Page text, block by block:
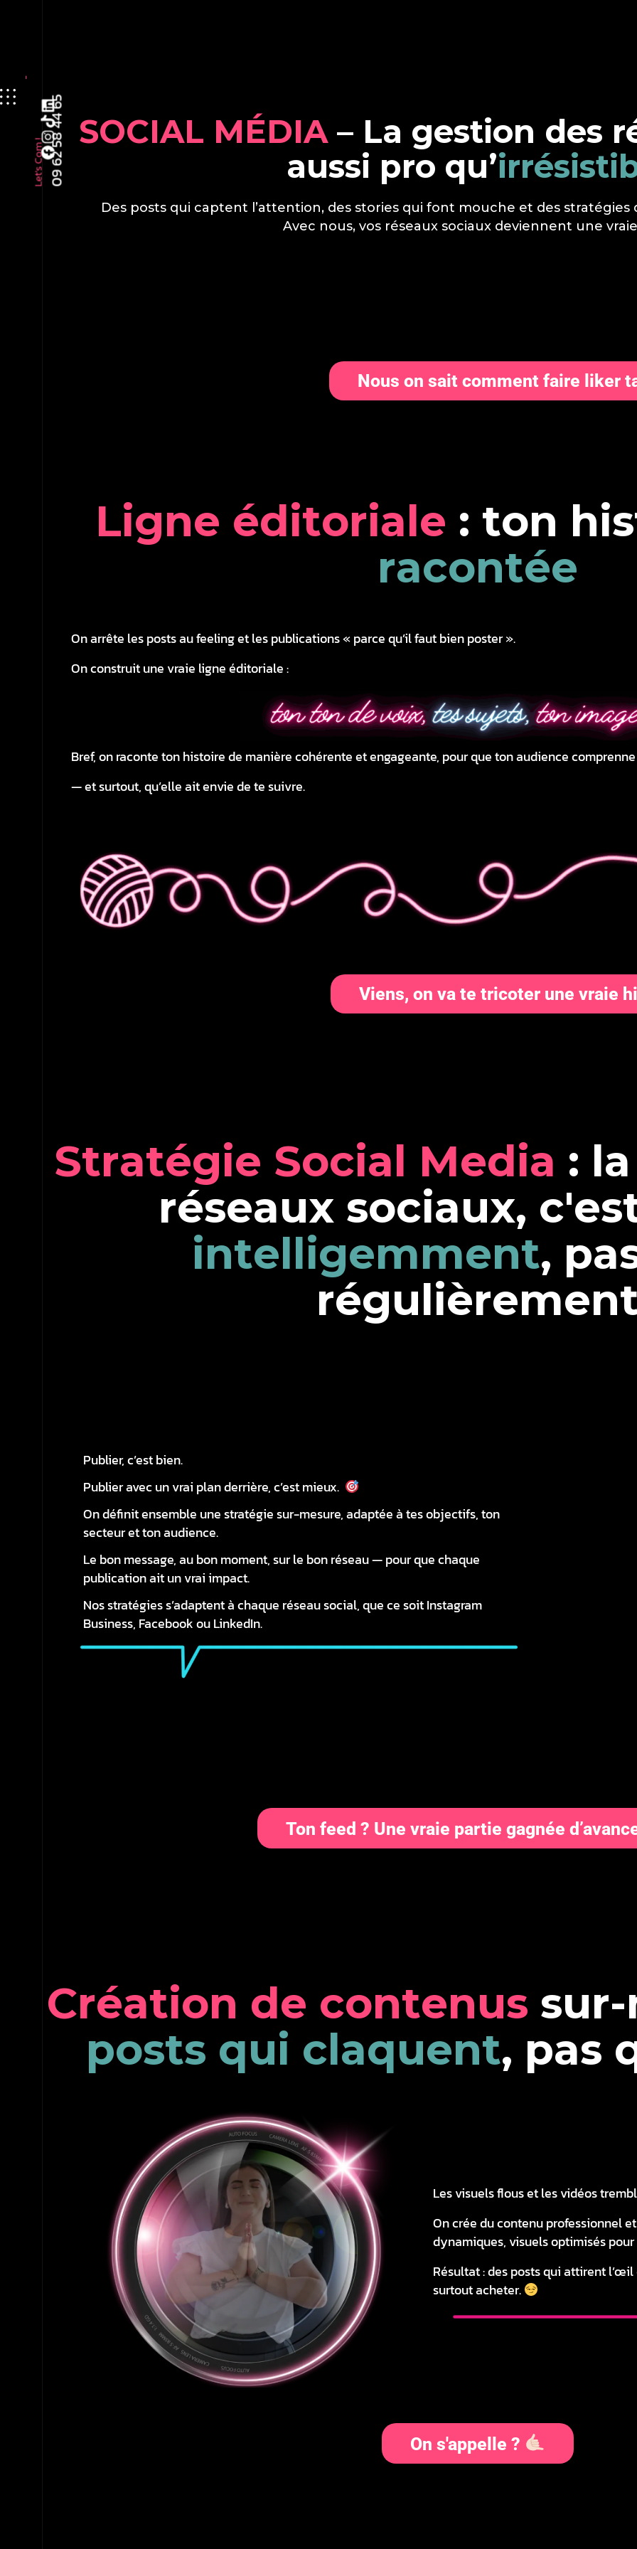
Let's Com !09 62 58 44 65 SOCIAL MÉDIA– La gestion des
aussi pro qu’
Des posts qui captent l’attention, des stories qui font mouche et des stratégies
Avec nous, vos réseaux sociaux deviennent une
Nous on sait comment faire liker
Ligne éditoriale : ton his
racontée
On arrête les posts au feeling et les publications « parce qu’il faut bien poster ».
On construit une vraie ligne éditoriale :
Bref, on raconte ton histoire de manière cohérente et engageante, pour que ton audience
— et surtout, qu’elle ait envie de te suivre.
Viens, on va te tricoter une vraie
Stratégie Social Media : la
réseaux sociaux, c'es
intelligemment, pa
régulièremen
Publier, c’est bien.
Publier avec un vrai plan derrière, c’est mieux.
On définit ensemble une stratégie sur-mesure, adaptée à tes objectifs, ton
secteur et ton audience.
Le bon message, au bon moment, sur le bon réseau — pour que chaque
publication ait un vrai impact.
Nos stratégies s’adaptent à chaque réseau social, que ce soitInstagram
Business, Facebook ou LinkedIn.
Ton feed ? Une vraie partie gagnée
Création de contenus sur-
posts qui claquent, pas
Les visuels flous et les vidéos
On crée du contenu professionnel
dynamiques, visuels optimisés
Résultat : des posts qui attirent
surtout acheter.
On s'appelle ?